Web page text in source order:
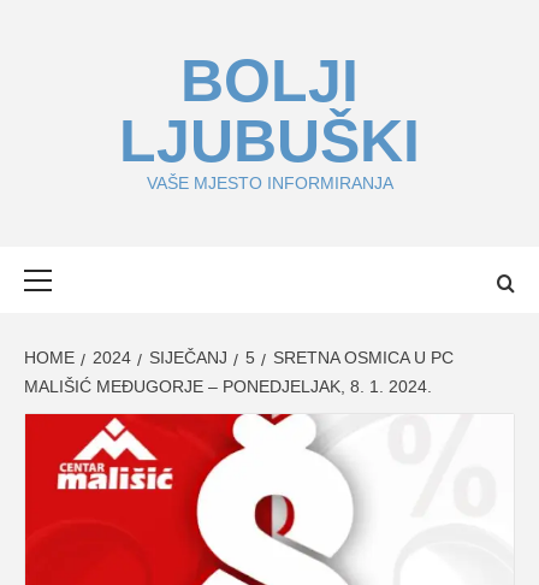
BOLJI
LJUBUŠKI
VAŠE MJESTO INFORMIRANJA
HOME 2024 SIJEČANJ 5
SRETNA OSMICA U PC
MALIŠIĆ MEĐUGORJE – PONEDJELJAK, 8. 1. 2024.